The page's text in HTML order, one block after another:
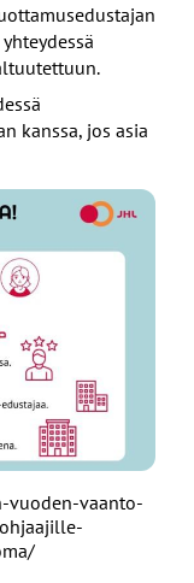
kanssa, jos asia
vaanto-